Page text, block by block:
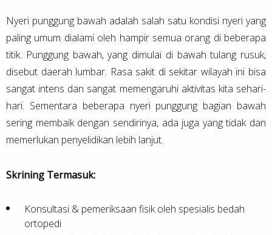
Nyeri punggung bawah adalah salah satu kondisi nyeri yang
paling umum dialami oleh hampir semua orang di beberapa
titik. Punggung bawah, yang dimulai di bawah tulang rusuk,
disebut daerah lumbar. Rasa sakit di sekitar wilayah ini bisa
sangat intens dan sangat memengaruhi aktivitas kita sehari-
hari. Sementara beberapa nyeri punggung bagian bawah
sering membaik dengan sendirinya, ada juga yang tidak dan
memerlukan penyelidikan lebih lanjut.
Skrining Termasuk:
Konsultasi & pemeriksaan fisik oleh spesialis bedah
ortopedi